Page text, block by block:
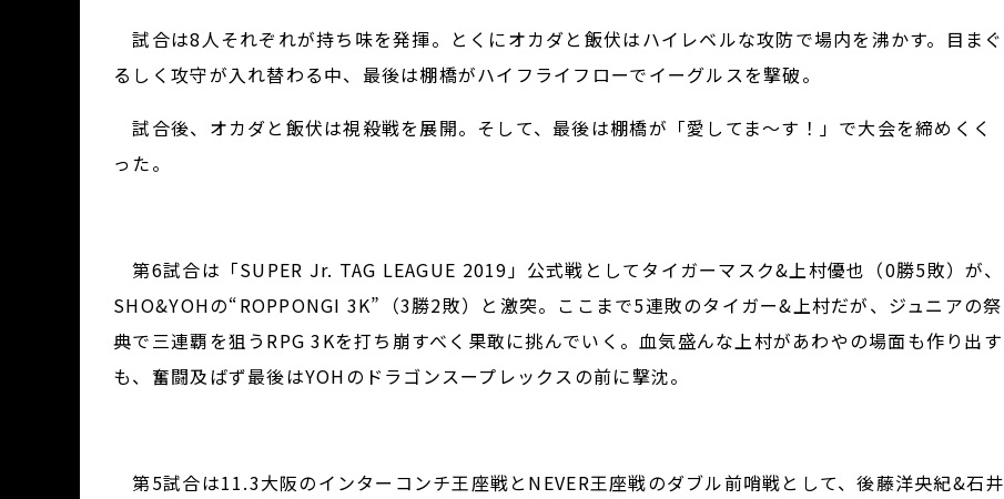
試合は8人それぞれが持ち味を発揮。とくにオカダと飯伏はハイレベルな攻防で場内を沸かす。目まぐ
るしく攻守が入れ替わる中、最後は棚橋がハイフライフローでイーグルスを撃破。
試合後、オカダと飯伏は視殺戦を展開。そして、最後は棚橋が「愛してま～す！」で大会を締めくく
った。
第6試合は「SUPER Jr. TAG LEAGUE 2019」公式戦としてタイガーマスク&上村優也（0勝5敗）が、
SHO&YOHの“ROPPONGI 3K”（3勝2敗）と激突。ここまで5連敗のタイガー&上村だが、ジュニアの祭
典で三連覇を狙うRPG 3Kを打ち崩すべく果敢に挑んでいく。血気盛んな上村があわやの場面も作り出す
も、奮闘及ばず最後はYOHのドラゴンスープレックスの前に撃沈。
第5試合は11.3大阪のインターコンチ王座戦とNEVER王座戦のダブル前哨戦として、後藤洋央紀&石井